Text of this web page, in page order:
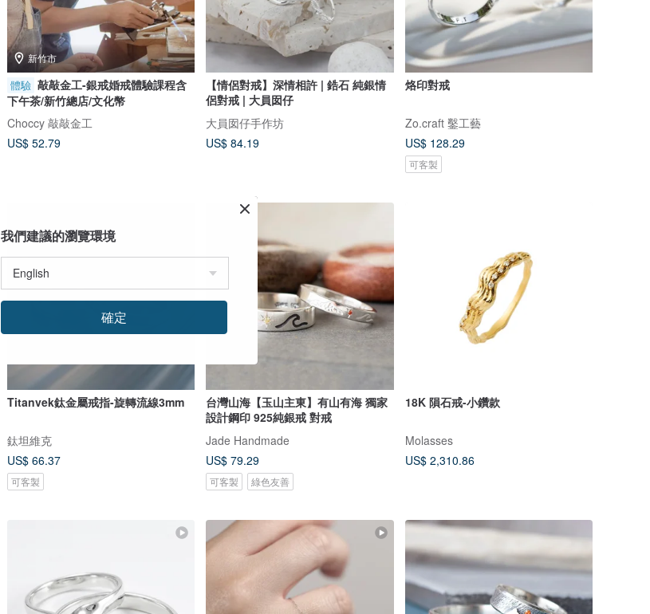
新竹市
體驗 敲敲金工-銀戒婚戒體驗課程含
下午茶/新竹總店/文化幣
Choccy 敲敲金工
US$ 52.79
【情侶對戒】深情相許 | 鋯石 純銀情
侶對戒 | 大員囡仔
大員囡仔手作坊
US$ 84.19
烙印對戒
Zo.craft 鑿工藝
US$ 128.29
可客製
Titanvek鈦金屬戒指-旋轉流線3mm
鈦坦維克
US$ 66.37
可客製
台灣山海【玉山主東】有山有海 獨家
設計鋼印 925純銀戒 對戒
Jade Handmade
US$ 79.29
可客製 綠色友善
18K 隕石戒-小鑽款
Molasses
US$ 2,310.86
我們建議的瀏覽環境
確定